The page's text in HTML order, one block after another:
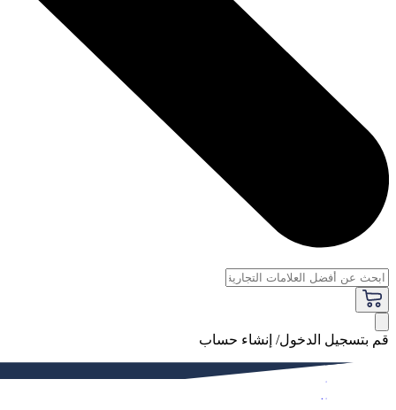
قم بتسجيل الدخول/ إنشاء حساب
فاخر
النساء
الرجال